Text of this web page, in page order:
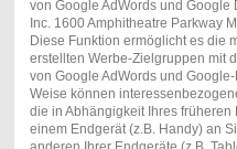
von Google AdWords und
Inc. 1600 Amphitheatre Parkway
Diese Funktion ermöglicht es die
erstellten Werbe-Zielgruppen mit
von Google AdWords und
Weise können
die in Abhängigkeit Ihres
einem Endgerät (z.B. Handy) an